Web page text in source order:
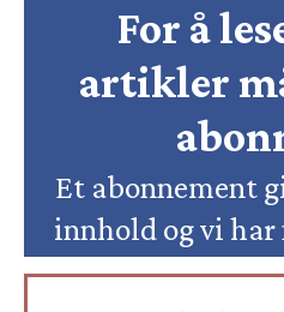
For å
artikler
Et abonnement
innhold og vi